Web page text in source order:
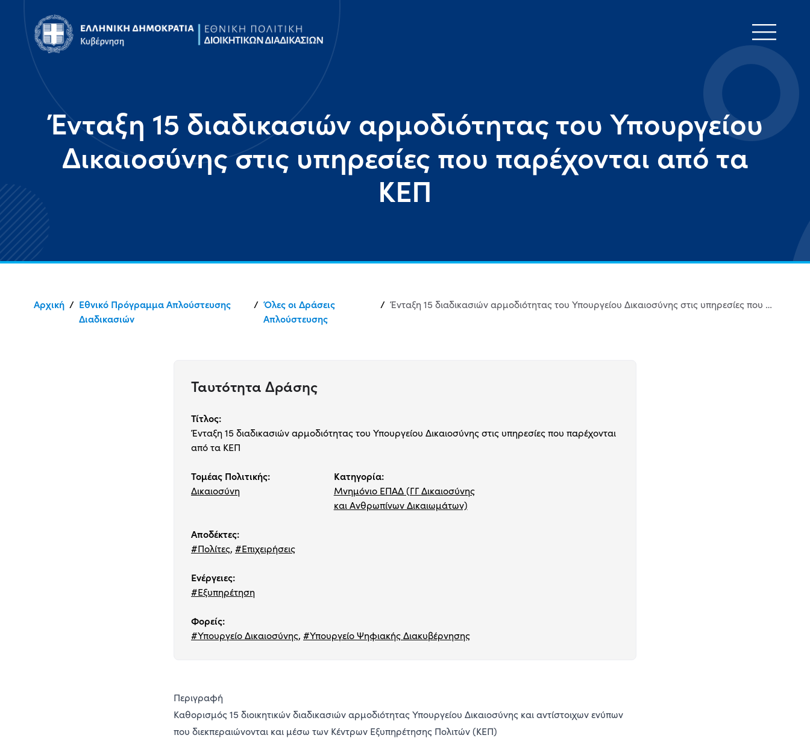
Ένταξη 15 διαδικασιών αρμοδιότητας του Υπουργείου
Δικαιοσύνης στις υπηρεσίες που παρέχονται από τα
ΚΕΠ
Αρχική / Εθνικό Πρόγραμμα Απλούστευσης
Διαδικασιών
/ Όλες οι Δράσεις
Απλούστευσης
/ Ένταξη 15 διαδικασιών αρμοδιότητας του Υπουργείου Δικαιοσύνης στις υπηρεσίες που παρέχονται από τα ΚΕΠ
Ταυτότητα Δράσης
Τίτλος:
Ένταξη 15 διαδικασιών αρμοδιότητας του Υπουργείου Δικαιοσύνης στις υπηρεσίες που παρέχονται
από τα ΚΕΠ
Τομέας Πολιτικής:
Δικαιοσύνη
Κατηγορία:
Μνημόνιο ΕΠΑΔ (ΓΓ Δικαιοσύνης
και Ανθρωπίνων Δικαιωμάτων)
Αποδέκτες:
#Πολίτες, #Επιχειρήσεις
Ενέργειες:
#Εξυπηρέτηση
Φορείς:
#Υπουργείο Δικαιοσύνης, #Υπουργείο Ψηφιακής Διακυβέρνησης
Περιγραφή
Καθορισμός 15 διοικητικών διαδικασιών αρμοδιότητας Υπουργείου Δικαιοσύνης και αντίστοιχων ενύπων
που διεκπεραιώνονται και μέσω των Κέντρων Εξυπηρέτησης Πολιτών (ΚΕΠ)